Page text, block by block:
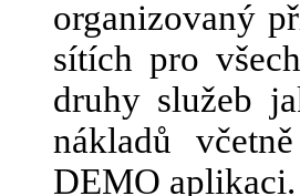
organizovaný
sítích pro
druhy služeb
nákladů
DEMO aplikaci.